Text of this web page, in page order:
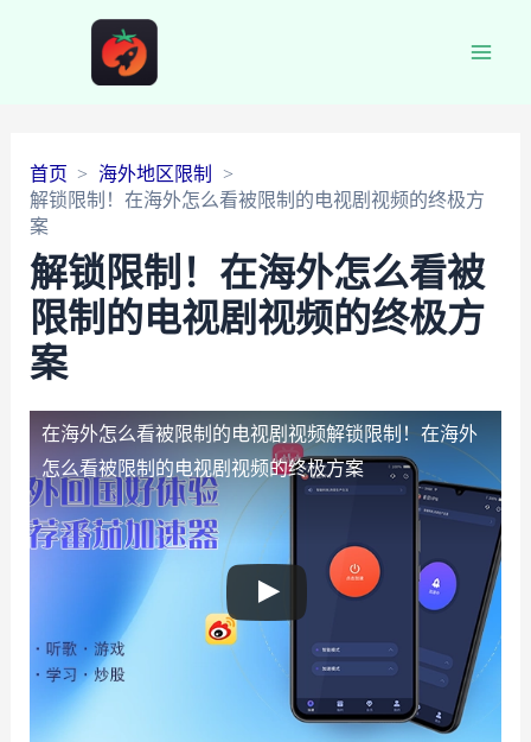
首页
海外地区限制
解锁限制！在海外怎么看被限制的电视剧视频的终极方
案
解锁限制！在海外怎么看被
限制的电视剧视频的终极方
案
在海外怎么看被限制的电视剧视频解锁限制！在海外
怎么看被限制的电视剧视频的终极方案